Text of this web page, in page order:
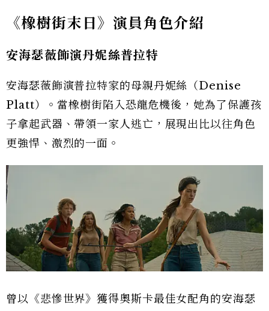
《橡樹街末日》演員角色介紹
安海瑟薇飾演丹妮絲普拉特
安海瑟薇飾演普拉特家的母親丹妮絲（Denise
Platt）。當橡樹街陷入恐龍危機後，她為了保護孩
子拿起武器、帶領一家人逃亡，展現出比以往角色
更強悍、激烈的一面。
曾以《悲慘世界》獲得奧斯卡最佳女配角的安海瑟